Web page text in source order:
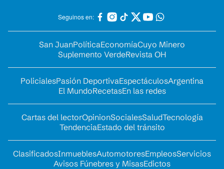
Seguinos en:
San JuanPolíticaEconomíaCuyo Minero
Suplemento VerdeRevista OH
PolicialesPasión DeportivaEspectáculosArgentina
El MundoRecetasEn las redes
Cartas del lectorOpinionSocialesSaludTecnología
TendenciaEstado del tránsito
ClasificadosInmueblesAutomotoresEmpleosServicios
Avisos Fúnebres y MisasEdictos